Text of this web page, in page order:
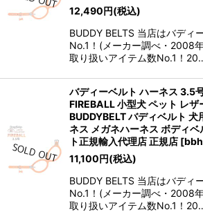
12,490円(税込)
BUDDY BELTS 当店はバディ
No.1！(メーカー調べ・2008
取り扱いアイテム数No.1！
バディーベルト ハーネス 3.5
FIREBALL 小型犬 ペット レザ
BUDDYBELT バディベルト 犬
ネス メガネハーネス ボディ
ト正規輸入代理店 正規店 [
11,100円(税込)
BUDDY BELTS 当店はバディ
No.1！(メーカー調べ・2008
取り扱いアイテム数No.1！